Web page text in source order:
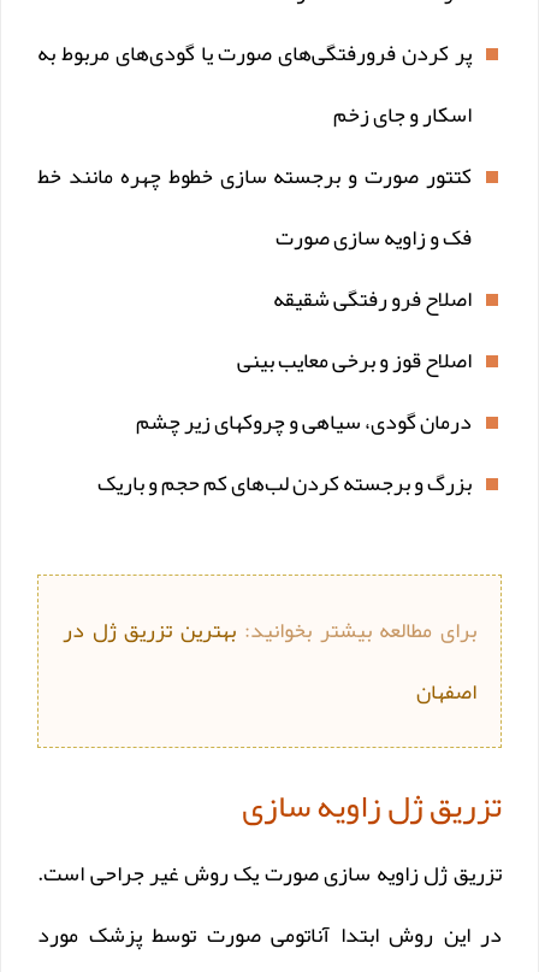
پر کردن فرورفتگی‌های صورت یا گودی‌های مربوط به
اسکار و جای زخم
کتتور صورت و برجسته سازی خطوط چهره مانند خط
فک و زاویه سازی صورت
اصلاح فرو رفتگی شقیقه
اصلاح قوز و برخی معایب بینی
درمان گودی، سیاهی و چروکهای زیر چشم
بزرگ و برجسته کردن لب‌های کم حجم و باریک
برای مطالعه بیشتر بخوانید: بهترین تزریق ژل در
اصفهان
تزریق ژل زاویه سازی
تزریق ژل زاویه سازی صورت یک روش غیر جراحی است.
در این روش ابتدا آناتومی صورت توسط پزشک مورد